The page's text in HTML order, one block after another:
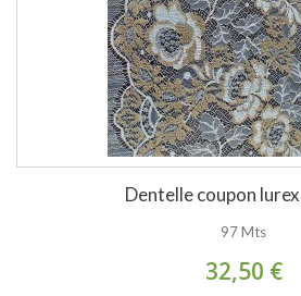
Dentelle coupon
97 Mts
32,50 €